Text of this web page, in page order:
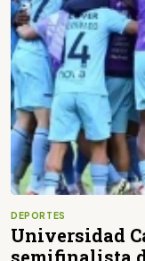
DEPORTES
Universidad